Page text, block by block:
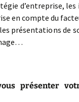
d’entreprise,
en compte du
présentations de
présenter